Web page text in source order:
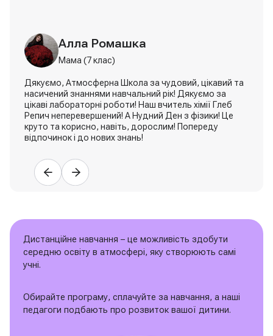
Алла Ромашка
Мама (7 клас)
Дякуємо, Атмосферна Школа за чудовий, цікавий та
насичений знаннями навчальний рік! Дякуємо за
цікаві лабораторні роботи! Наш вчитель хімії Глеб
Репич неперевершений! А Нудний Ден з фізики! Це
круто та корисно, навіть, дорослим! Попереду
відпочинок і до нових знань!
Дистанційне навчання – це можливість здобути
середню освіту в атмосфері, яку створюють самі
учні.
Обирайте програму, сплачуйте за навчання, а наші
педагоги подбають про розвиток вашої дитини.